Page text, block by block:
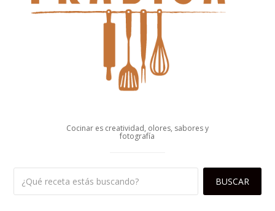
Cocinar es creatividad, olores, sabores y
fotografía